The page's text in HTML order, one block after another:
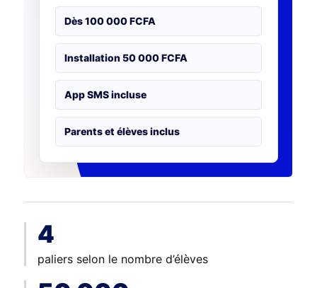
Dès 100 000 FCFA
Installation 50 000 FCFA
App SMS incluse
Parents et élèves inclus
4
paliers selon le nombre d’élèves